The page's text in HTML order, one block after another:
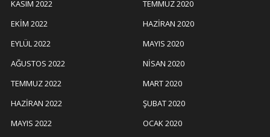
KASIM 2022
EKIM 2022
EYLÜL 2022
AĞUSTOS 2022
TEMMUZ 2022
HAZIRAN 2022
MAYIS 2022
TEMMUZ 2020
HAZIRAN 2020
MAYIS 2020
NISAN 2020
MART 2020
ŞUBAT 2020
OCAK 2020